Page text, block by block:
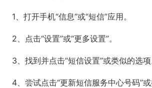
1、打开手机“信息”或“短信”应用。
2、点击“设置”或“更多设置”。
3、找到并点击“短信设置”或类似的选项
4、尝试点击“更新短信服务中心号码”